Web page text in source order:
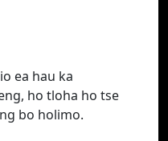
ea hau ka
ho tloha ho tse
bo holimo.